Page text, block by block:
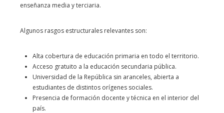
enseñanza media y terciaria.
Algunos rasgos estructurales relevantes son:
Alta cobertura de educación primaria en todo el territorio.
Acceso gratuito a la educación secundaria pública.
Universidad de la República sin aranceles, abierta a
estudiantes de distintos orígenes sociales.
Presencia de formación docente y técnica en el interior del
país.